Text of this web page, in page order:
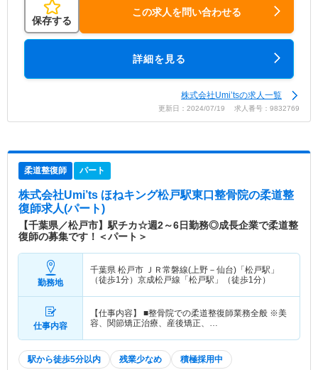
保存する
この求人を問い合わせる
詳細を見る
株式会社Umi’tsの求人一覧
更新日：2024/07/19 求人番号：9832769
柔道整復師 パート
株式会社Umi’ts ほねキング松戸駅東口整骨院の柔道整
復師求人(パート)
【千葉県／松戸市】駅チカ☆週2～6日勤務◎成長企業で柔道整
復師の募集です！＜パート＞
勤務地
千葉県 松戸市
ＪＲ常磐線(上野－仙台)「松戸駅」
（徒歩1分）京成松戸線「松戸駅」（徒歩1分）
仕事内容
【仕事内容】 ■整骨院での柔道整復師業務全般 ※美
容、関節矯正治療、産後矯正、…
駅から徒歩5分以内 残業少なめ 積極採用中